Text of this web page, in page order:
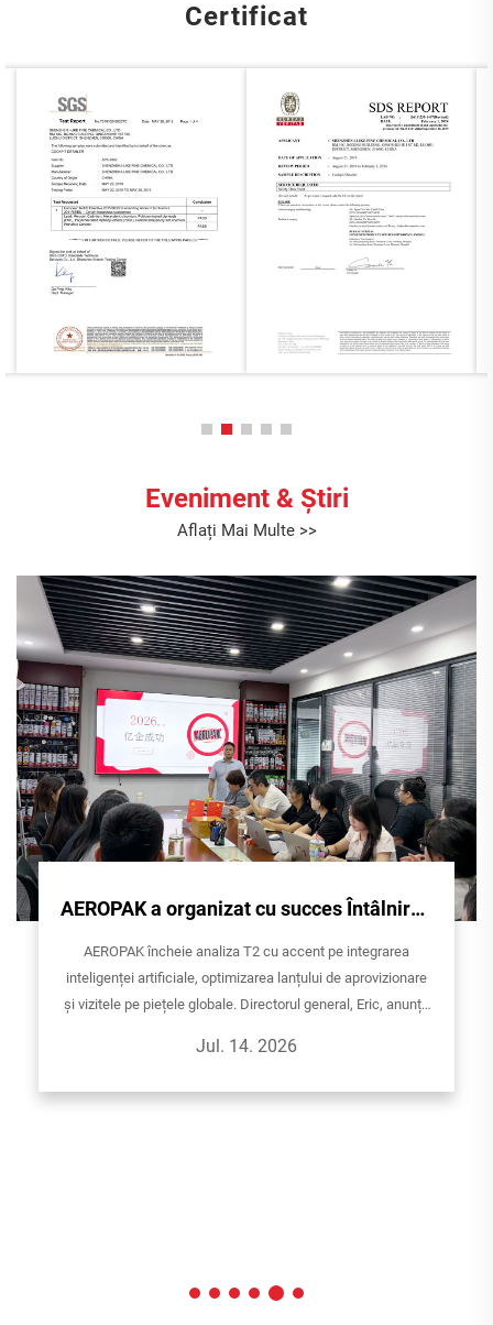
Certificat
Eveniment & Știri
Aflați Mai Multe >>
AEROPAK a organizat cu succes Întâlnirea
creștere continuă prin reflecție și acțiune
AEROPAK încheie analiza T2 cu accent pe integrarea
inteligenței artificiale, optimizarea lanțului de aprovizionare
și vizitele pe piețele globale. Directorul general, Eric, anunță
Est.
Jul. 14. 2026